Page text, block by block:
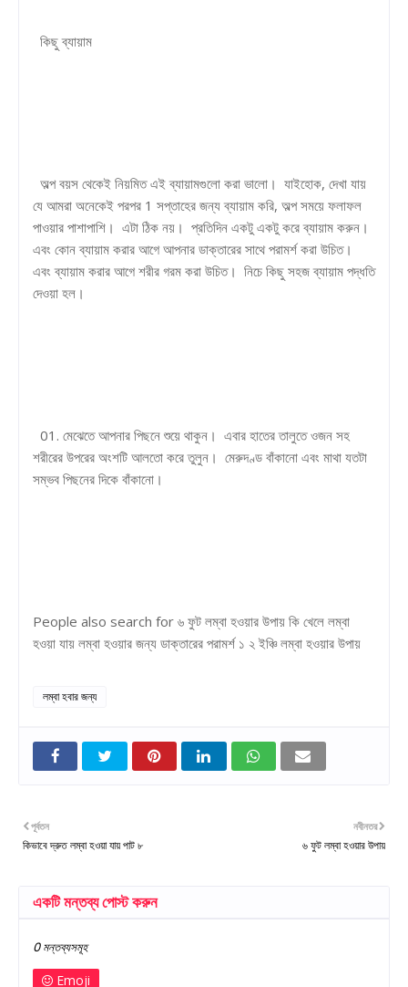
কিছু ব্যায়াম
অল্প বয়স থেকেই নিয়মিত এই ব্যায়ামগুলো করা ভালো। যাইহোক, দেখা যায়
যে আমরা অনেকেই পরপর 1 সপ্তাহের জন্য ব্যায়াম করি, অল্প সময়ে ফলাফল
পাওয়ার পাশাপাশি। এটা ঠিক নয়। প্রতিদিন একটু একটু করে ব্যায়াম করুন।
এবং কোন ব্যায়াম করার আগে আপনার ডাক্তারের সাথে পরামর্শ করা উচিত।
এবং ব্যায়াম করার আগে শরীর গরম করা উচিত। নিচে কিছু সহজ ব্যায়াম পদ্ধতি
দেওয়া হল।
01. মেঝেতে আপনার পিছনে শুয়ে থাকুন। এবার হাতের তালুতে ওজন সহ
শরীরের উপরের অংশটি আলতো করে তুলুন। মেরুদণ্ড বাঁকানো এবং মাথা যতটা
সম্ভব পিছনের দিকে বাঁকানো।
People also search for ৬ ফুট লম্বা হওয়ার উপায় কি খেলে লম্বা
হওয়া যায় লম্বা হওয়ার জন্য ডাক্তারের পরামর্শ ১ ২ ইঞ্চি লম্বা হওয়ার উপায়
লম্বা হবার জন্য
নবীনতর
৬ ফুট লম্বা হওয়ার উপায়
পূর্বতন
কিভাবে দ্রুত লম্বা হওয়া যায় পাট ৮
একটি মন্তব্য পোস্ট করুন
0 মন্তব্যসমূহ
Emoji